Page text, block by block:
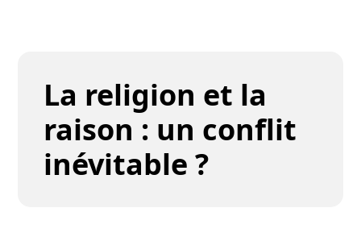
La religion et la
raison : un conflit
inévitable ?